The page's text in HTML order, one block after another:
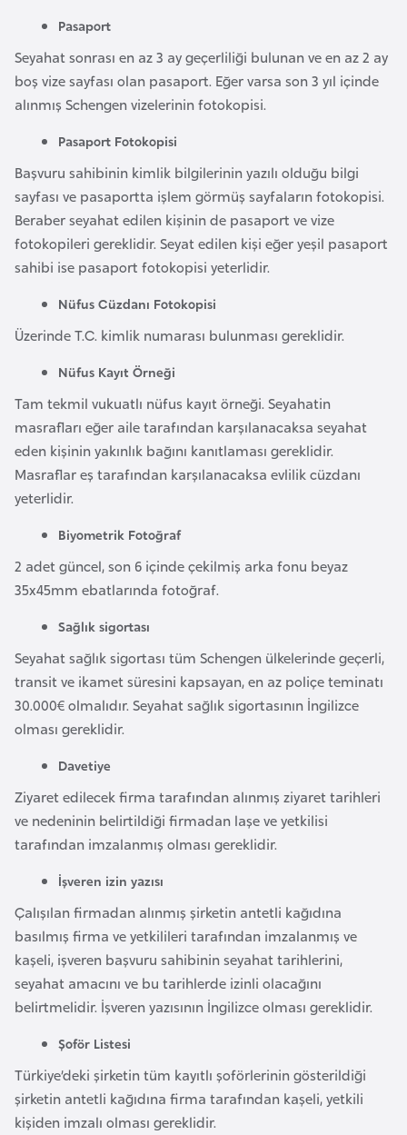
Pasaport
Seyahat sonrası en az 3 ay geçerliliği bulunan ve en az 2 ay
boş vize sayfası olan pasaport. Eğer varsa son 3 yıl içinde
alınmış Schengen vizelerinin fotokopisi.
Pasaport Fotokopisi
Başvuru sahibinin kimlik bilgilerinin yazılı olduğu bilgi
sayfası ve pasaportta işlem görmüş sayfaların fotokopisi.
Beraber seyahat edilen kişinin de pasaport ve vize
fotokopileri gereklidir. Seyat edilen kişi eğer yeşil pasaport
sahibi ise pasaport fotokopisi yeterlidir.
Nüfus Cüzdanı Fotokopisi
Üzerinde T.C. kimlik numarası bulunması gereklidir.
Nüfus Kayıt Örneği
Tam tekmil vukuatlı nüfus kayıt örneği. Seyahatin
masrafları eğer aile tarafından karşılanacaksa seyahat
eden kişinin yakınlık bağını kanıtlaması gereklidir.
Masraflar eş tarafından karşılanacaksa evlilik cüzdanı
yeterlidir.
Biyometrik Fotoğraf
2 adet güncel, son 6 içinde çekilmiş arka fonu beyaz
35x45mm ebatlarında fotoğraf.
Sağlık sigortası
Seyahat sağlık sigortası tüm Schengen ülkelerinde geçerli,
transit ve ikamet süresini kapsayan, en az poliçe teminatı
30.000€ olmalıdır. Seyahat sağlık sigortasının İngilizce
olması gereklidir.
Davetiye
Ziyaret edilecek firma tarafından alınmış ziyaret tarihleri
ve nedeninin belirtildiği firmadan laşe ve yetkilisi
tarafından imzalanmış olması gereklidir.
İşveren izin yazısı
Çalışılan firmadan alınmış şirketin antetli kağıdına
basılmış firma ve yetkilileri tarafından imzalanmış ve
kaşeli, işveren başvuru sahibinin seyahat tarihlerini,
seyahat amacını ve bu tarihlerde izinli olacağını
belirtmelidir. İşveren yazısının İngilizce olması gereklidir.
Şoför Listesi
Türkiye’deki şirketin tüm kayıtlı şoförlerinin gösterildiği
şirketin antetli kağıdına firma tarafından kaşeli, yetkili
kişiden imzalı olması gereklidir.
B
e
l
k
a
B
e
B
o
s
n
a
r
s
B
u
l
a
n
B
u
i
n
a